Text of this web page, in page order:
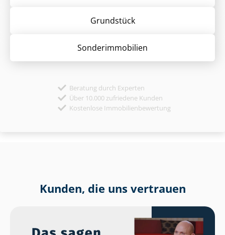
Grund­stück
Sonder­immobilien
Beratung durch Experten
Über 10.000 zufriedene Kunden
Kostenlose Immobilienbewertung
Kunden, die uns vertrauen